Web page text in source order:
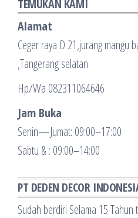
TEMUKAN KAMI
Alamat
Ceger raya D 21,jurang mangu
,Tangerang selatan
Hp/Wa 082311064646
Jam Buka
Senin—Jumat: 09:00–17:00
Sabtu & : 09:00–14:00
PT DEDEN DECOR
Sudah berdiri Selama 15